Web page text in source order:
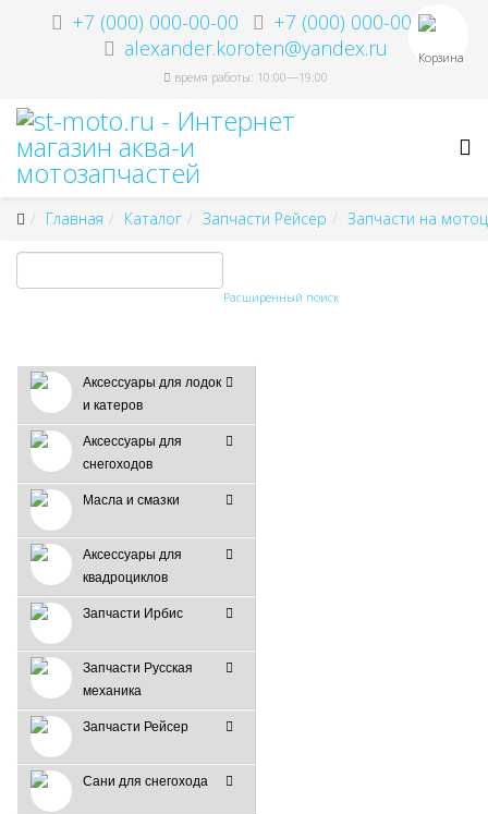
+7 (000) 000-00-00
+7 (000) 000-00-00
alexander.koroten@yandex.ru
время работы: 10:00—19:00
Корзина
Главная Каталог Запчасти Рейсер Запчасти на
Расширенный поиск
Аксессуары для лодок
и катеров
Аксессуары для
снегоходов
Масла и смазки
Аксессуары для
квадроциклов
Запчасти Ирбис
Запчасти Русская
механика
Запчасти Рейсер
Сани для снегохода